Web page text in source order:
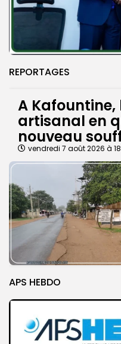
REPORTAGES
A
artisanal en
nouveau
vendredi 7 août 2026 à
APS HEBDO